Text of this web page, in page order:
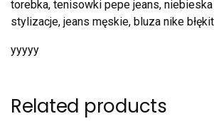
torebka, tenisowki pepe jeans,
stylizacje, jeans męskie, bluza nike
yyyyy
Related products